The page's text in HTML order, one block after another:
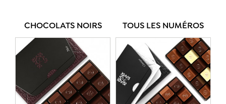
CHOCOLATS NOIRS TOUS LES NUMÉROS